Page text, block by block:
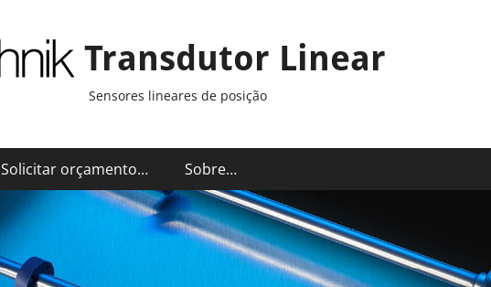
Transdutor Linear
Sensores lineares de posição
Solicitar orçamento… Sobre…